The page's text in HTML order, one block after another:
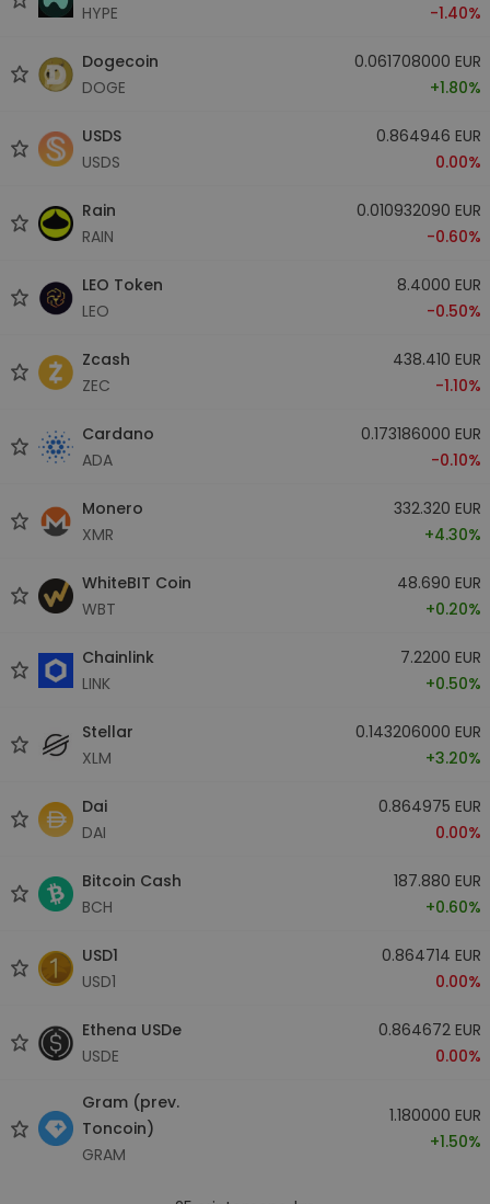
HYPE
-1.40%
Dogecoin
DOGE
0.061708000 EUR
+1.80%
USDS
USDS
0.864946 EUR
0.00%
Rain
RAIN
0.010932090 EUR
-0.60%
LEO Token
LEO
8.4000 EUR
-0.50%
Zcash
ZEC
438.410 EUR
-1.10%
Cardano
ADA
0.173186000 EUR
-0.10%
Monero
XMR
332.320 EUR
+4.30%
WhiteBIT Coin
WBT
48.690 EUR
+0.20%
Chainlink
LINK
7.2200 EUR
+0.50%
Stellar
XLM
0.143206000 EUR
+3.20%
Dai
DAI
0.864975 EUR
0.00%
Bitcoin Cash
BCH
187.880 EUR
+0.60%
USD1
USD1
0.864714 EUR
0.00%
Ethena USDe
USDE
0.864672 EUR
0.00%
Gram (prev.
Toncoin)
GRAM
1.180000 EUR
+1.50%